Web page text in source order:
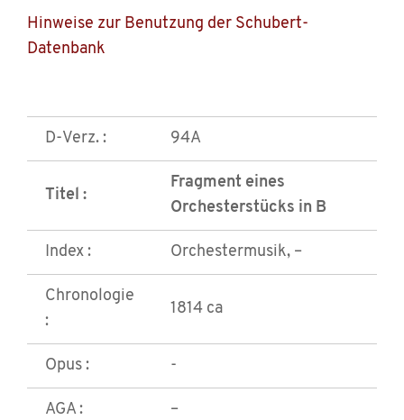
Hinweise zur Benutzung der Schubert-
Datenbank
D-Verz. : 94A
Titel :
Fragment eines
Orchesterstücks in B
Index : Orchestermusik, –
Chronologie
:
1814 ca
Opus : -
AGA : –